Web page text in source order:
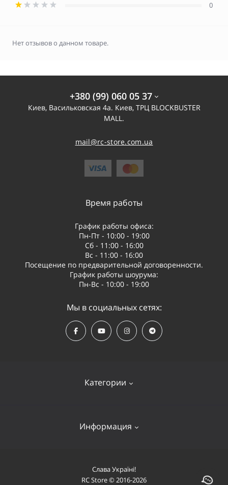
0
Нет отзывов о данном товаре.
+380 (99) 060 05 37
Киев, Васильковская 4а. Киев, ТРЦ BLOCKBUSTER
MALL.
mail@rc-store.com.ua
Категории
Квадрокоптеры
Самолеты
Информация
Оплата и доставка
Время работы
График работы офиса:
Пн-Пт - 10:00 - 19:00
Сб - 11:00 - 16:00
Вс - 11:00 - 16:00
Посещение по предварительной договоренности.
График работы шоурума:
Пн-Вс - 10:00 - 19:00
Мы в социальных сетях:
Слава Україні!
RC Store © 2016-2026